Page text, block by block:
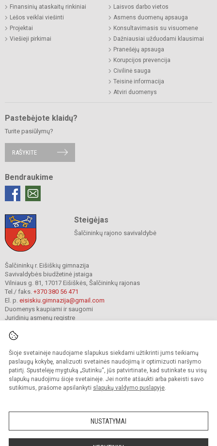
Šioje svetainėje naudojame slapukus siekdami užtikrinti jums teikiamų
paslaugų kokybę, analizuoti svetainės naudojimą ir optimizuoti naršymo
patirtį. Spustelėję mygtuką „Sutinku“, jūs patvirtinate, kad sutinkate su visų
slapukų naudojimu šioje svetainėje. Jei norite atšaukti arba pakeisti savo
sutikimus, prašome apsilankyti slapukų valdymo puslapyje.
NUSTATYMAI
Finansinių ataskaitų rinkiniai
Lėšos veiklai viešinti
Projektai
Viešieji pirkimai
Laisvos darbo vietos
Asmens duomenų apsauga
Konsultavimasis su visuomene
Dažniausiai užduodami klausimai
Pranešėjų apsauga
Korupcijos prevencija
Civilinė sauga
Teisinė informacija
Atviri duomenys
Pastebėjote klaidų?
Turite pasiūlymų?
RAŠYKITE
Bendraukime
Steigėjas
Šalčininkų rajono savivaldybė
Šalčininkų r. Eišiškių gimnazija
Savivaldybės biudžetinė įstaiga
Vilniaus g. 81, 17017 Eišiškės, Šalčininkų rajonas
Tel./ faks. +370 380 56 471
El. p. eisiskiu.gimnazija@gmail.com
Duomenys kaupiami ir saugomi
Juridinių asmenų registre
© 2024. Šalčininkų r. Eišiškių gimnazija. Visos teisės saugomos.
Kopijuoti turinį be raštiško įstaigos administracijos sutikimo griežtai draudžiama.
Prieinamumo paraiška Slapukų valdymas